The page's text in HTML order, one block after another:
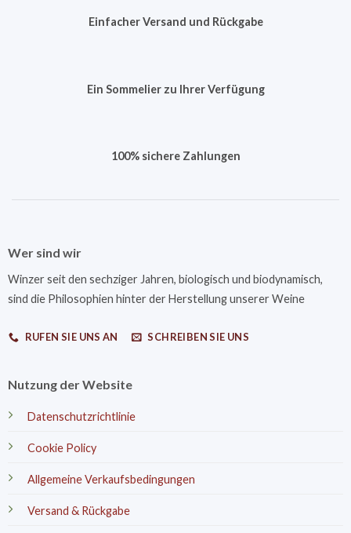
Einfacher Versand und Rückgabe
Ein Sommelier zu Ihrer Verfügung
100% sichere Zahlungen
Wer sind wir
Winzer seit den sechziger Jahren, biologisch und biodynamisch,
sind die Philosophien hinter der Herstellung unserer Weine
RUFEN SIE UNS AN SCHREIBEN SIE UNS
Nutzung der Website
Datenschutzrichtlinie
Cookie Policy
Allgemeine Verkaufsbedingungen
Versand & Rückgabe